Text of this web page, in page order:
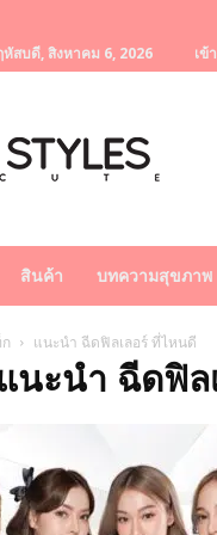
สบดี, สิงหาคม 6, 2026 เข้
สินค้า บทความสุขภาพ
แนะนำ ฉีดฟิลเลอร์ ที่ไหนดี
นะนำ ฉีดฟิล